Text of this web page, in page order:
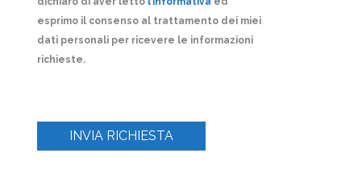
esprimo il consenso al trattamento dei miei
dati personali per ricevere le informazioni
richieste.